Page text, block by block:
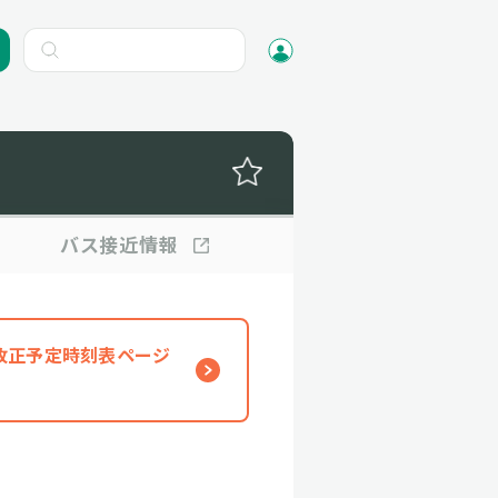
バス接近情報
予定時刻表ページ